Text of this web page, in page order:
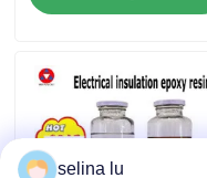
Blog
Demandez un devis
électriques
selina lu